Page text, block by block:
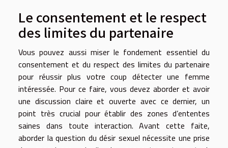
Le consentement et le respect
des limites du partenaire
Vous pouvez aussi miser le fondement essentiel du
consentement et du respect des limites du partenaire
pour réussir plus votre coup détecter une femme
intéressée. Pour ce faire, vous devez aborder et avoir
une discussion claire et ouverte avec ce dernier, un
point très crucial pour établir des zones d’ententes
saines dans toute interaction. Avant cette faite,
aborder la question du désir sexuel nécessite une prise